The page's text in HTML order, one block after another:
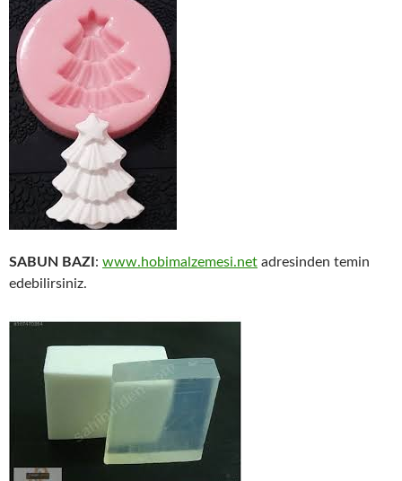
SABUN BAZI : www.hobimalzemesi.net adresinden temin
edebilirsiniz.